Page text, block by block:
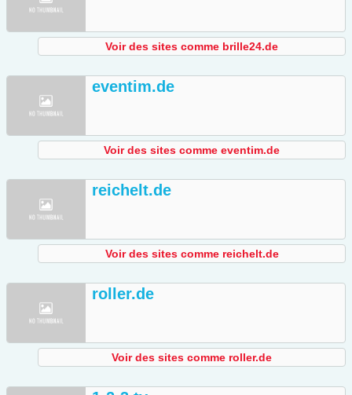
Voir des sites comme brille24.de
eventim.de
Voir des sites comme eventim.de
reichelt.de
Voir des sites comme reichelt.de
roller.de
Voir des sites comme roller.de